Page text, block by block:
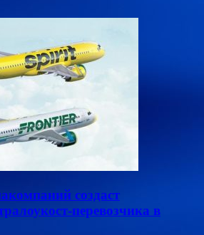
создаст
перевозчика в